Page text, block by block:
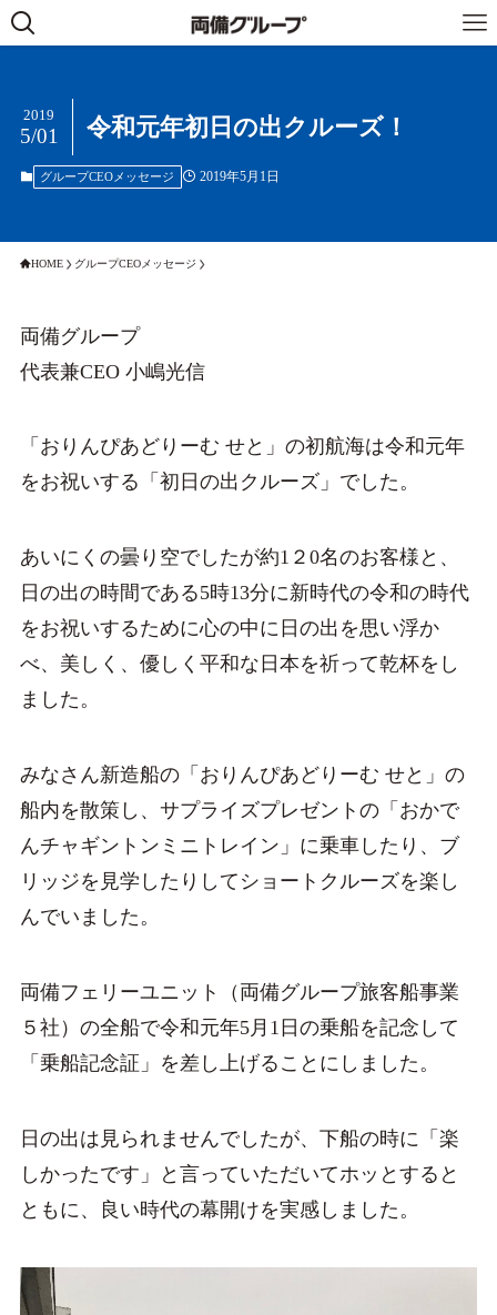
令和元年初日の出クルーズ！
2019
5/01
グループCEOメッセージ 2019年5月1日
HOME グループCEOメッセージ
両備グループ
代表兼CEO 小嶋光信
「おりんぴあどりーむ せと」の初航海は令和元年
をお祝いする「初日の出クルーズ」でした。
あいにくの曇り空でしたが約1２0名のお客様と、
日の出の時間である5時13分に新時代の令和の時代
をお祝いするために心の中に日の出を思い浮か
べ、美しく、優しく平和な日本を祈って乾杯をし
ました。
みなさん新造船の「おりんぴあどりーむ せと」の
船内を散策し、サプライズプレゼントの「おかで
んチャギントンミニトレイン」に乗車したり、ブ
リッジを見学したりしてショートクルーズを楽し
んでいました。
両備フェリーユニット（両備グループ旅客船事業
５社）の全船で令和元年5月1日の乗船を記念して
「乗船記念証」を差し上げることにしました。
日の出は見られませんでしたが、下船の時に「楽
しかったです」と言っていただいてホッとすると
ともに、良い時代の幕開けを実感しました。